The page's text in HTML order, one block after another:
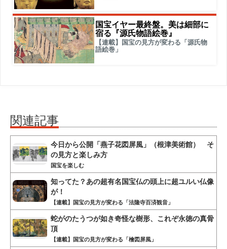
国宝イヤー最終盤。美は細部に
宿る『源氏物語絵巻』
【連載】国宝の見方が変わる「源氏物
語絵巻」
関連記事
今日から公開「燕子花図屏風」（根津美術館） そ
の見方と楽しみ方
国宝を楽しむ
知ってた？あの超有名国宝仏の頭上に超ユルい仏像
が！
【連載】国宝の見方が変わる「法隆寺百済観音」
蛇がのたうつが如き奇怪な樹形、これぞ永徳の真骨
頂
【連載】国宝の見方が変わる「檜図屏風」